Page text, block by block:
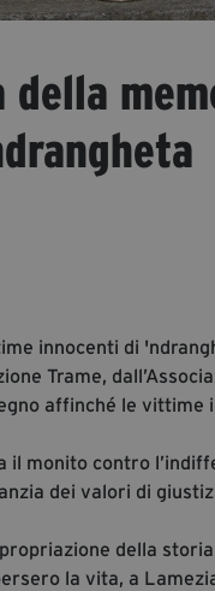
della
innocenti di
Trame,
affinché le vittime
il monito contro
dei valori di
della
la vita, a